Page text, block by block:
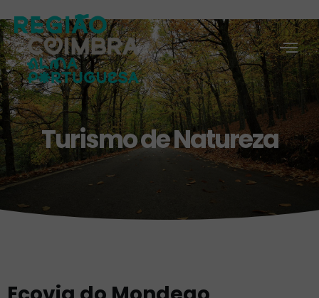
Turismo de Natureza